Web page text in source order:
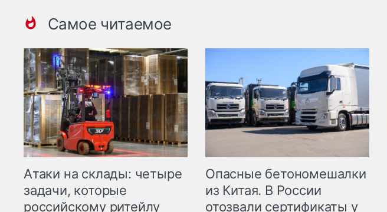
Самое читаемое
Атаки на склады: четыре
задачи, которые
российскому ритейлу
Опасные бетономешалки
из Китая. В России
отозвали сертификаты у